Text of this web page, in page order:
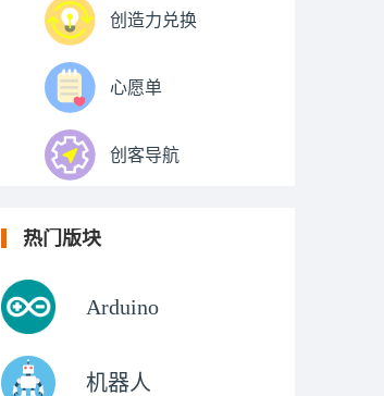
创造力兑换
心愿单
创客导航
热门版块
Arduino
机器人